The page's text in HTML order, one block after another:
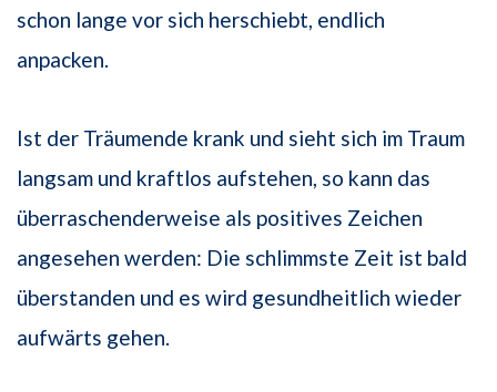
schon lange vor sich herschiebt, endlich
anpacken.
Ist der Träumende krank und sieht sich im Traum
langsam und kraftlos aufstehen, so kann das
überraschenderweise als positives Zeichen
angesehen werden: Die schlimmste Zeit ist bald
überstanden und es wird gesundheitlich wieder
aufwärts gehen.